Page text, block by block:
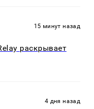
15 минут назад
раскрывает
4 дня назад